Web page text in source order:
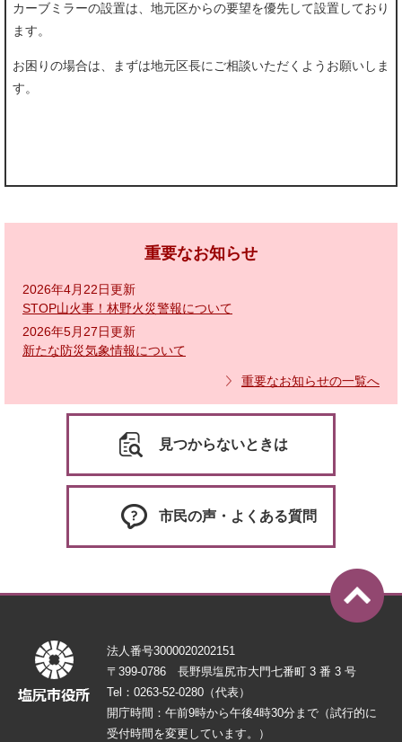
カーブミラーの設置は、地元区からの要望を優先して設置しており
ます。
お困りの場合は、まずは地元区長にご相談いただくようお願いしま
す。
重要なお知らせ
2026年4月22日更新
STOP山火事！林野火災警報について
2026年5月27日更新
新たな防災気象情報について
重要なお知らせの一覧へ
見つからないときは
市民の声・よくある質問
法人番号3000020202151
〒399-0786 長野県塩尻市大門七番町 3 番 3 号
Tel：0263-52-0280（代表）
開庁時間：午前9時から午後4時30分まで（試行的に
受付時間を変更しています。）